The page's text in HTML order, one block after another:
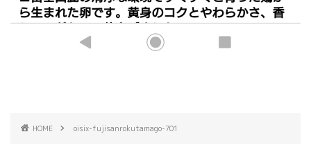
HOME oisix-fujisanrokutamago-701